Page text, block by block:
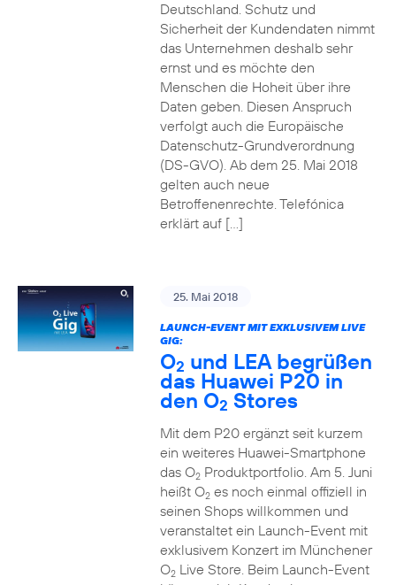
Deutschland. Schutz und
Sicherheit der Kundendaten nimmt
das Unternehmen deshalb sehr
ernst und es möchte den
Menschen die Hoheit über ihre
Daten geben. Diesen Anspruch
verfolgt auch die Europäische
Datenschutz-Grundverordnung
(DS-GVO). Ab dem 25. Mai 2018
gelten auch neue
Betroffenenrechte. Telefónica
erklärt auf […]
25. Mai 2018
LAUNCH-EVENT MIT EXKLUSIVEM LIVE
GIG:
O2 und LEA begrüßen
das Huawei P20 in
den O2 Stores
Mit dem P20 ergänzt seit kurzem
ein weiteres Huawei-Smartphone
das O2Produktportfolio. Am 5. Juni
heißt O2es noch einmal offiziell in
seinen Shops willkommen und
veranstaltet ein Launch-Event mit
exklusivem Konzert im Münchener
O2Live Store. Beim Launch-Event